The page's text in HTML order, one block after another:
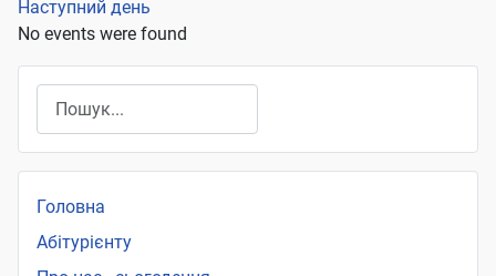
Наступний день
No events were found
Головна
Абітурієнту